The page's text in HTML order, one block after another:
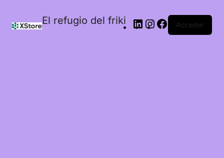
El refugio del friki Acceder